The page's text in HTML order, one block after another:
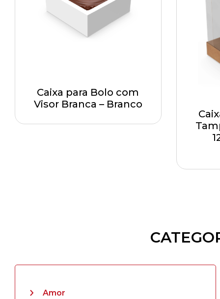
Caixa para Bolo com
Visor Branca – Branco
Amor